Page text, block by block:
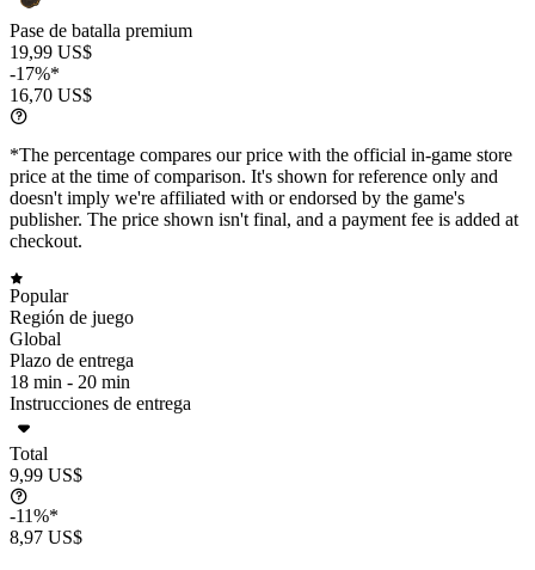
Pase de batalla premium
19,99 US$
-17%*
16,70 US$
*The percentage compares our price with the official in-game store
price at the time of comparison. It's shown for reference only and
doesn't imply we're affiliated with or endorsed by the game's
publisher. The price shown isn't final, and a payment fee is added at
checkout.
Popular
Región de juego
Global
Plazo de entrega
18 min - 20 min
Instrucciones de entrega
Total
9,99 US$
-11%*
8,97 US$